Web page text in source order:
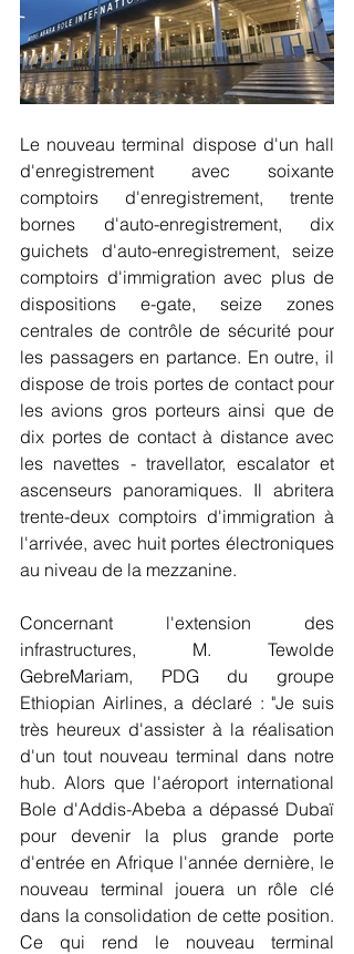
Le nouveau terminal dispose d'un hall
d'enregistrement avec soixante
comptoirs d'enregistrement, trente
bornes d'auto-enregistrement, dix
guichets d'auto-enregistrement, seize
comptoirs d'immigration avec plus de
dispositions e-gate, seize zones
centrales de contrôle de sécurité pour
les passagers en partance. En outre, il
dispose de trois portes de contact pour
les avions gros porteurs ainsi que de
dix portes de contact à distance avec
les navettes - travellator, escalator et
ascenseurs panoramiques. Il abritera
trente-deux comptoirs d'immigration à
l'arrivée, avec huit portes électroniques
au niveau de la mezzanine.
Concernant l'extension des
infrastructures, M. Tewolde
GebreMariam, PDG du groupe
Ethiopian Airlines, a déclaré : "Je suis
très heureux d'assister à la réalisation
d'un tout nouveau terminal dans notre
hub. Alors que l'aéroport international
Bole d'Addis-Abeba a dépassé Dubaï
pour devenir la plus grande porte
d'entrée en Afrique l'année dernière, le
nouveau terminal jouera un rôle clé
dans la consolidation de cette position.
Ce qui rend le nouveau terminal